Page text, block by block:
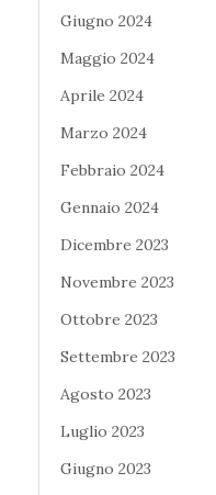
Giugno 2024
Maggio 2024
Aprile 2024
Marzo 2024
Febbraio 2024
Gennaio 2024
Dicembre 2023
Novembre 2023
Ottobre 2023
Settembre 2023
Agosto 2023
Luglio 2023
Giugno 2023